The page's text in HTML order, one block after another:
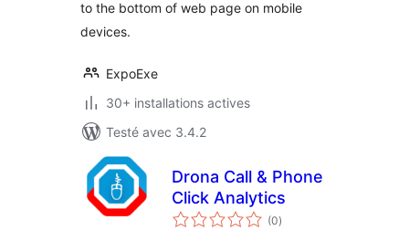
to the bottom of web page on mobile
devices.
ExpoExe
30+ installations actives
Testé avec 3.4.2
Drona Call & Phone
Click Analytics
(0notes
en
)